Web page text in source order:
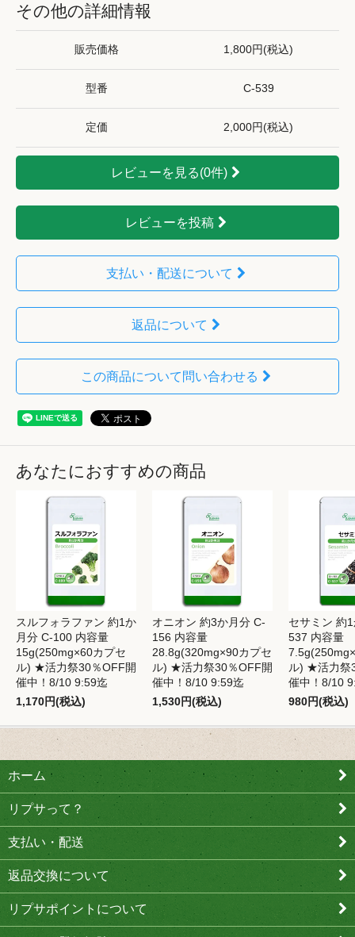
その他の詳細情報
販売価格 1,800円(税込)
型番 C-539
定価 2,000円(税込)
レビューを見る(0件)
レビューを投稿
支払い・配送について
返品について
この商品について問い合わせる
あなたにおすすめの商品
スルフォラファン 約1か
月分 C-100 内容量
15g(250mg×60カプセ
ル) ★活力祭30％OFF開
催中！8/10 9:59迄
1,170円(税込)
オニオン 約3か月分 C-
156 内容量
28.8g(320mg×90カプセ
ル) ★活力祭30％OFF開
催中！8/10 9:59迄
1,530円(税込)
セサミン 約
537 内容量
ル) ★活力祭
催中！8/10
980円(税込)
ホーム
リプサって？
支払い・配送
返品交換について
リプサポイントについて